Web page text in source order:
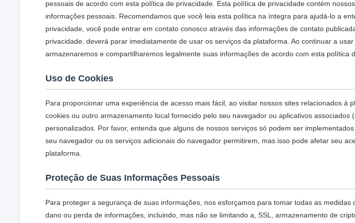
pessoais de acordo com esta política de privacidade. Esta política de privacidade contém
informações pessoais. Recomendamos que você leia esta política na íntegra para ajudá-lo a
privacidade, você pode entrar em contato conosco através das informações de contato
privacidade, deverá parar imediatamente de usar os serviços da plataforma. Ao continuar a
armazenaremos e compartilharemos legalmente suas informações de acordo com esta política
Uso de Cookies
Para proporcionar uma experiência de acesso mais fácil, ao visitar nossos sites relacionados
cookies ou outro armazenamento local fornecido pelo seu navegador ou aplicativos
personalizados. Por favor, entenda que alguns de nossos serviços só podem ser
seu navegador ou os serviços adicionais do navegador permitirem, mas isso pode afetar seu
plataforma.
Proteção de Suas Informações Pessoais
Para proteger a segurança de suas informações, nos esforçamos para tomar todas as
dano ou perda de informações, incluindo, mas não se limitando a, SSL, armazenamento de